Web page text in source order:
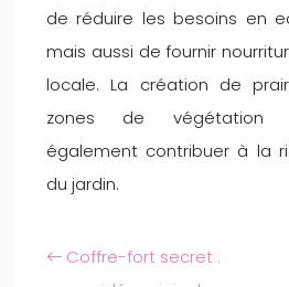
de réduire les besoins en
mais aussi de fournir
locale. La création de
zones de végétation
également contribuer à la
du jardin.
Coffre-fort secret :